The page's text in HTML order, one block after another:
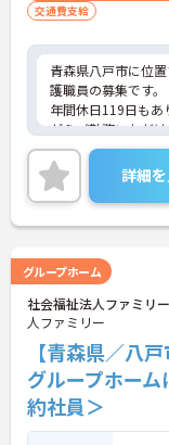
交通費支給
青森県八戸市に位
護職員の募集です。
年間休日119日もあ
がらご勤務いただ
があり、子育て世
ます。
ご興味のある方に
に詳細をご案内し
い！
詳細
グループホーム
社会福祉法人ファミリ
人ファミリー
【青森県／八
グループホー
約社員＞